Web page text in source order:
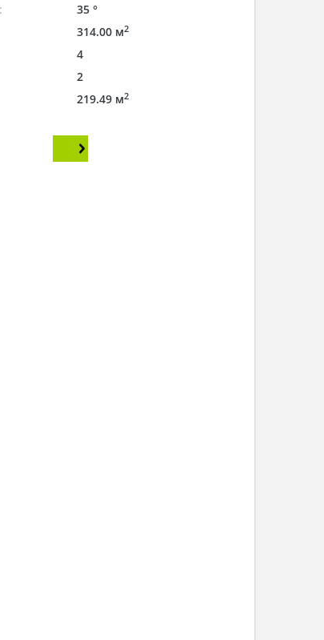
35 °
314.00 м2
4
2
219.49 м2